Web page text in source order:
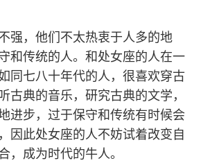
强，他们不太热衷于人多的地
和传统的人。和处女座的人在一
同七八十年代的人，很喜欢穿古
古典的音乐，研究古典的文学，
进步，过于保守和传统有时候会
因此处女座的人不妨试着改变自
，成为时代的牛人。